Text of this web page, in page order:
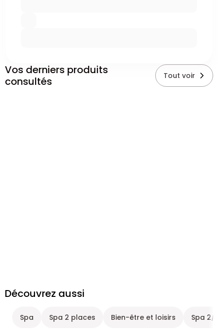
Vos derniers produits
consultés
Tout voir
Découvrez aussi
Spa Spa 2 places Bien-être et loisirs Spa 2/